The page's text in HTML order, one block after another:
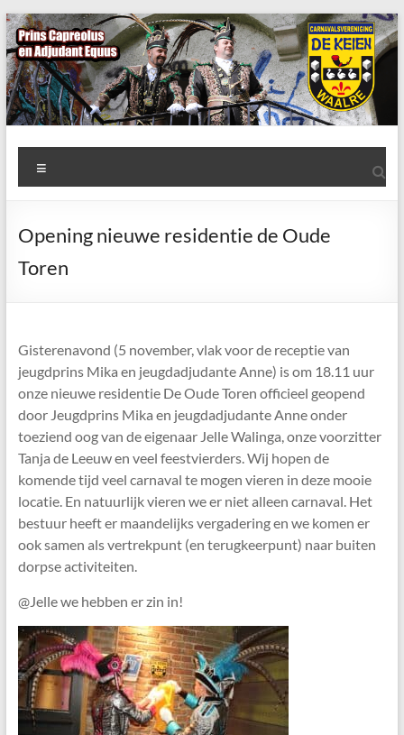
Ga
naar
de
inhoud
AWC
de
Keien
Waalrese
Keien
Opening nieuwe residentie de Oude
Toren
Gisterenavond (5 november, vlak voor de receptie van
jeugdprins Mika en jeugdadjudante Anne) is om 18.11 uur
onze nieuwe residentie De Oude Toren officieel geopend
door Jeugdprins Mika en jeugdadjudante Anne onder
toeziend oog van de eigenaar Jelle Walinga, onze voorzitter
Tanja de Leeuw en veel feestvierders. Wij hopen de
komende tijd veel carnaval te mogen vieren in deze mooie
locatie. En natuurlijk vieren we er niet alleen carnaval. Het
bestuur heeft er maandelijks vergadering en we komen er
ook samen als vertrekpunt (en terugkeerpunt) naar buiten
dorpse activiteiten.
@Jelle we hebben er zin in!